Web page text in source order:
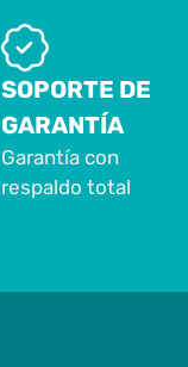
SOPORTE DE
GARANTÍA
Garantía con
respaldo total